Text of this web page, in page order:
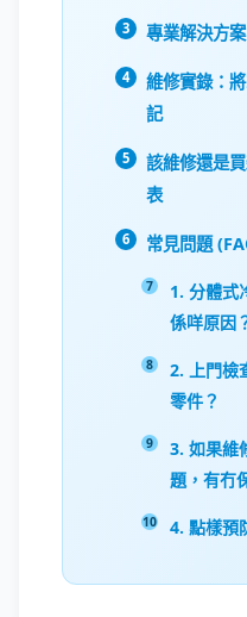
專業解決方
維修實錄：
記
該維修還是
表
常見問題
1. 分體式
係咩原因
2. 上門檢
零件？
3. 如果維
題，有冇
4. 點樣預